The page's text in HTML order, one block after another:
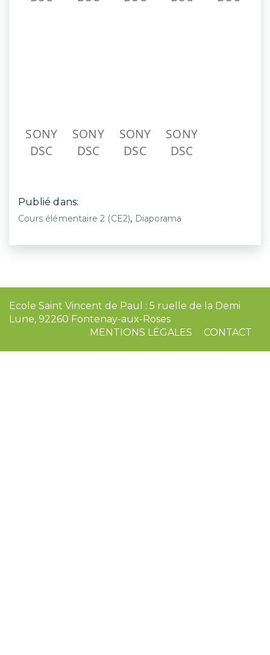
Ecole Saint Vincent de Paul : 5 ruelle de la Demi
Lune, 92260 Fontenay-aux-Roses